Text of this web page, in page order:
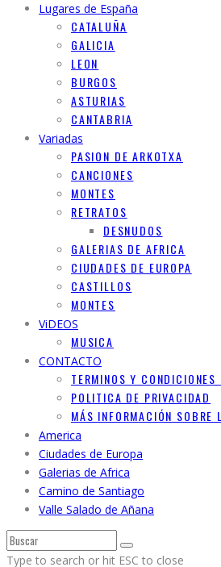
Lugares de España
CATALUÑA
GALICIA
LEON
BURGOS
ASTURIAS
CANTABRIA
Variadas
PASION DE ARKOTXA
CANCIONES
MONTES
RETRATOS
DESNUDOS
GALERIAS DE AFRICA
CIUDADES DE EUROPA
CASTILLOS
MONTES
ViDEOS
MUSICA
CONTACTO
TERMINOS Y CONDICIONES
POLITICA DE PRIVACIDAD
MÁS INFORMACIÓN SOBRE
America
Ciudades de Europa
Galerias de Africa
Camino de Santiago
Valle Salado de Añana
Type to search or hit ESC to close